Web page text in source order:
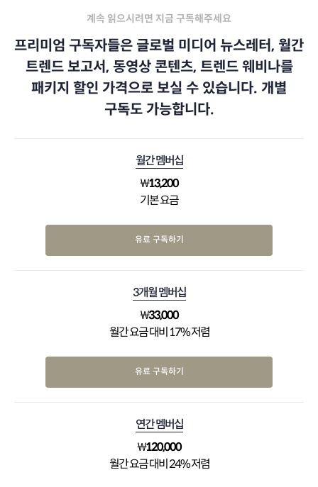
계속 읽으시려면 지금 구독해주세요
프리미엄 구독자들은 글로벌 미디어 뉴스레터, 월간
트렌드 보고서, 동영상 콘텐츠, 트렌드 웨비나를
패키지 할인 가격으로 보실 수 있습니다. 개별
구독도 가능합니다.
월간 멤버십
₩13,200
기본 요금
유료 구독하기
3개월 멤버십
₩33,000
월간 요금 대비 17% 저렴
유료 구독하기
연간 멤버십
₩120,000
월간 요금 대비 24% 저렴